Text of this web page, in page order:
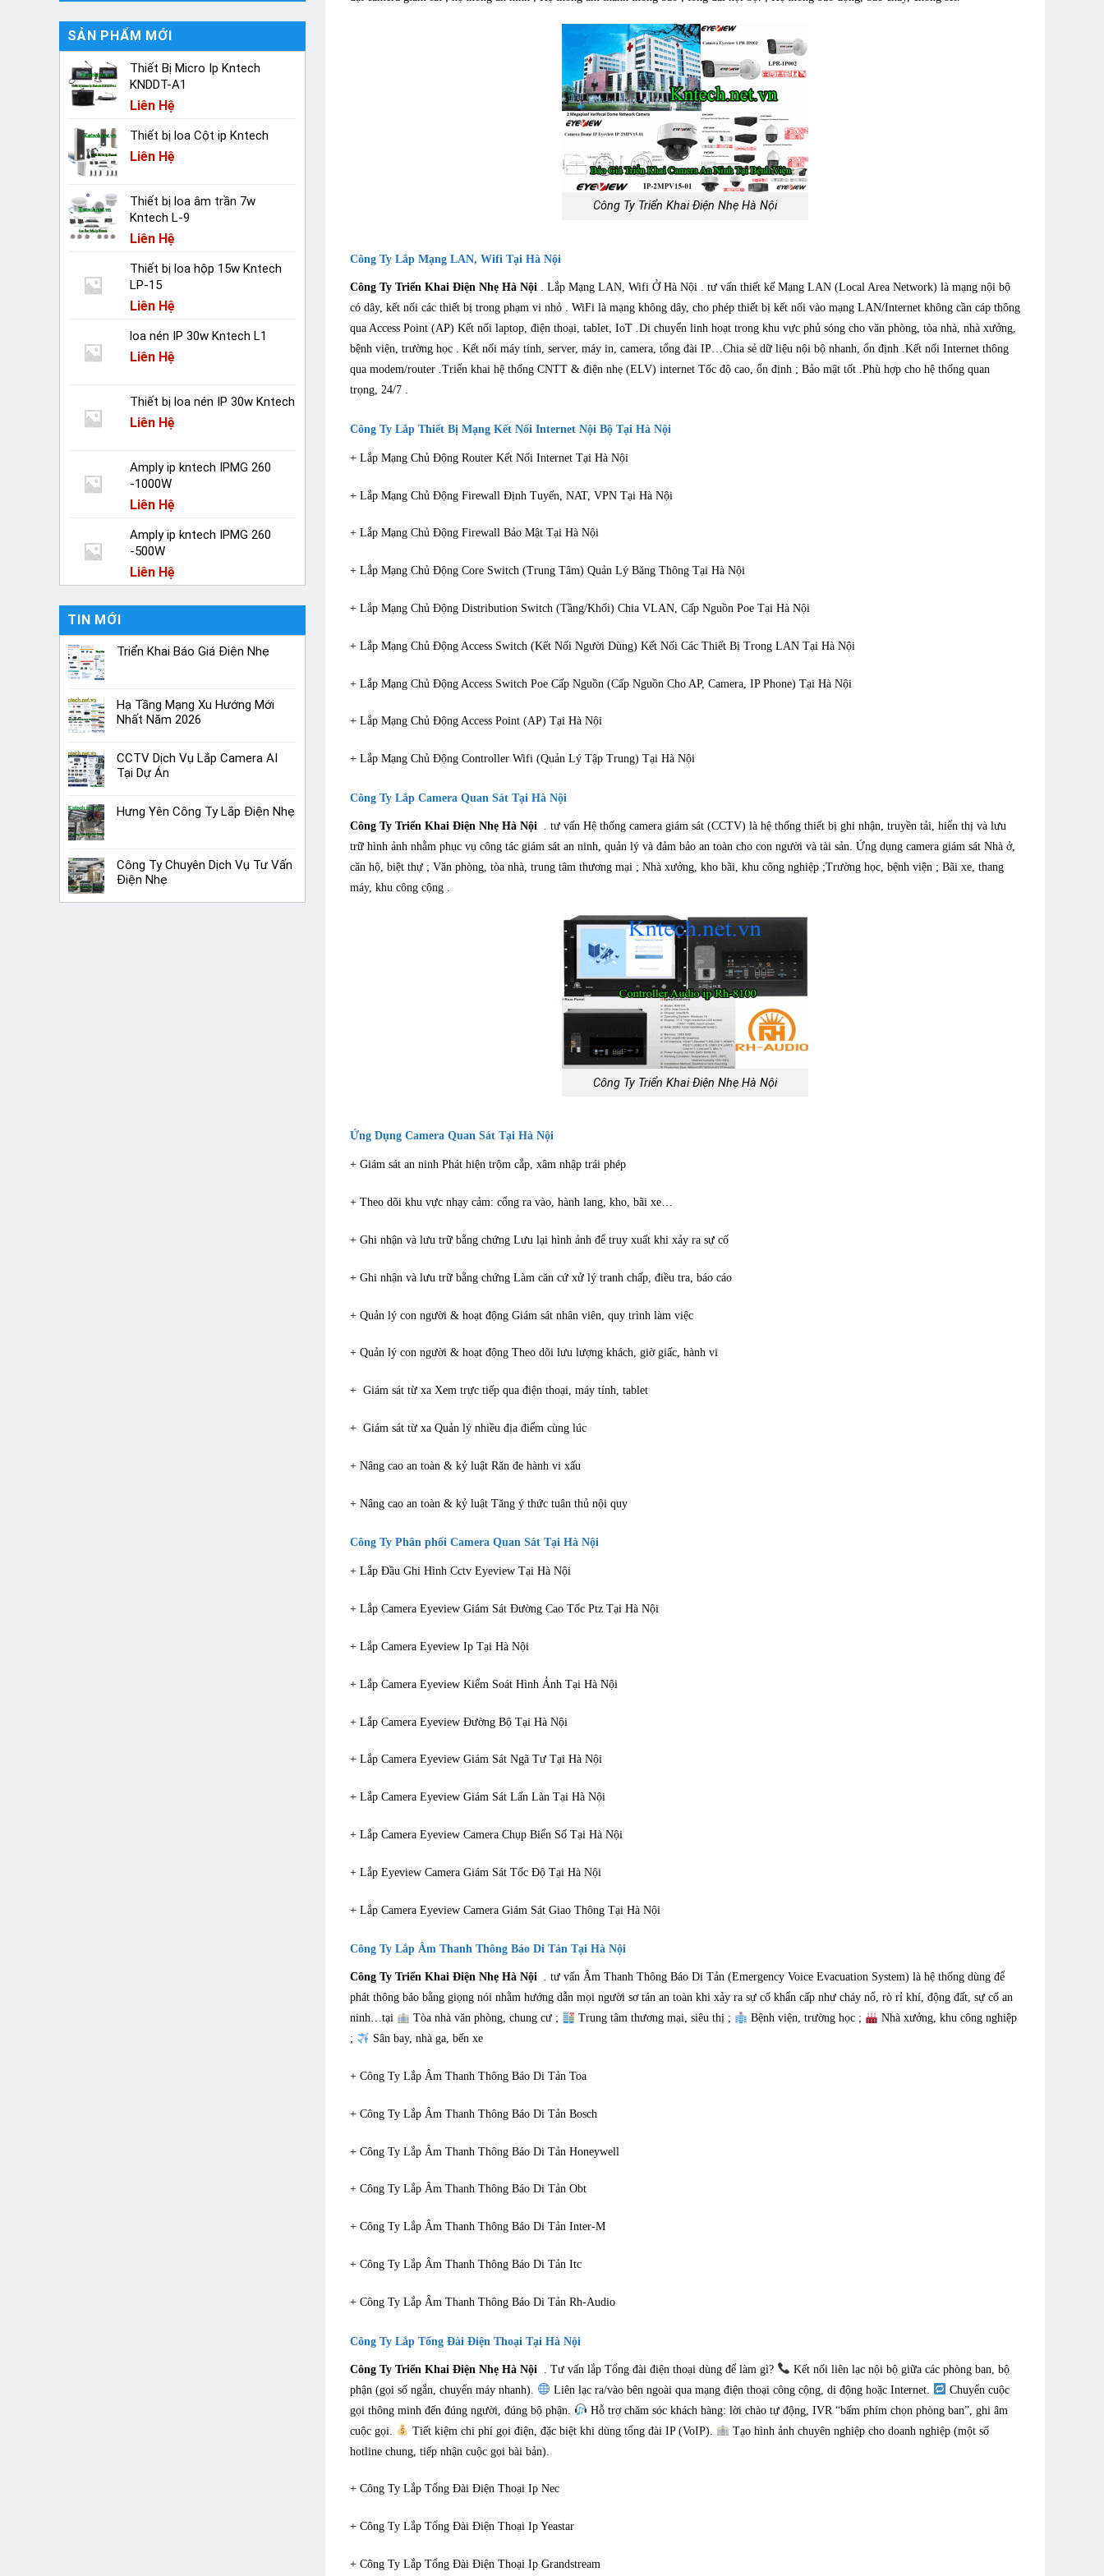
SẢN PHẨM MỚI
Thiết Bị Micro Ip Kntech
KNDDT-A1
Liên Hệ
Thiết bị loa Cột ip Kntech
Liên Hệ
Thiết bị loa âm trần 7w
Kntech L-9
Liên Hệ
Thiết bị loa hộp 15w Kntech
LP-15
Liên Hệ
loa nén IP 30w Kntech L1
Liên Hệ
Thiết bị loa nén IP 30w Kntech
Liên Hệ
Amply ip kntech IPMG 260
-1000W
Liên Hệ
Amply ip kntech IPMG 260
-500W
Liên Hệ
TIN MỚI
Triển Khai Báo Giá Điện Nhẹ
Hạ Tầng Mạng Xu Hướng Mới
Nhất Năm 2026
CCTV Dịch Vụ Lắp Camera AI
Tại Dự Án
Hưng Yên Công Ty Lắp Điện Nhẹ
Công Ty Chuyên Dịch Vụ Tư Vấn
Điện Nhẹ
Công Ty Triển Khai Điện Nhẹ Hà Nội
Công Ty Lắp Mạng LAN, Wifi Tại Hà Nội
Công Ty Triển Khai Điện Nhẹ Hà Nội . Lắp Mạng LAN, Wifi Ở Hà Nội . tư vấn thiết kế Mạng LAN (Local Area Network) là mạng nội bộ
có dây, kết nối các thiết bị trong phạm vi nhỏ . WiFi là mạng không dây, cho phép thiết bị kết nối vào mạng LAN/Internet không cần cáp thông
qua Access Point (AP) Kết nối laptop, điện thoại, tablet, IoT .Di chuyển linh hoạt trong khu vực phủ sóng cho văn phòng, tòa nhà, nhà xưởng,
bệnh viện, trường học . Kết nối máy tính, server, máy in, camera, tổng đài IP…Chia sẻ dữ liệu nội bộ nhanh, ổn định .Kết nối Internet thông
qua modem/router .Triển khai hệ thống CNTT & điện nhẹ (ELV) internet Tốc độ cao, ổn định ; Bảo mật tốt .Phù hợp cho hệ thống quan
trọng, 24/7 .
Công Ty Lắp Thiết Bị Mạng Kết Nối Internet Nội Bộ Tại Hà Nội
+ Lắp Mạng Chủ Động Router Kết Nối Internet Tại Hà Nội
+ Lắp Mạng Chủ Động Firewall Định Tuyến, NAT, VPN Tại Hà Nội
+ Lắp Mạng Chủ Động Firewall Bảo Mật Tại Hà Nội
+ Lắp Mạng Chủ Động Core Switch (Trung Tâm) Quản Lý Băng Thông Tại Hà Nội
+ Lắp Mạng Chủ Động Distribution Switch (Tầng/Khối) Chia VLAN, Cấp Nguồn Poe Tại Hà Nội
+ Lắp Mạng Chủ Động Access Switch (Kết Nối Người Dùng) Kết Nối Các Thiết Bị Trong LAN Tại Hà Nội
+ Lắp Mạng Chủ Động Access Switch Poe Cấp Nguồn (Cấp Nguồn Cho AP, Camera, IP Phone) Tại Hà Nội
+ Lắp Mạng Chủ Động Access Point (AP) Tại Hà Nội
+ Lắp Mạng Chủ Động Controller Wifi (Quản Lý Tập Trung) Tại Hà Nội
Công Ty Lắp Camera Quan Sát Tại Hà Nội
Công Ty Triển Khai Điện Nhẹ Hà Nội . tư vấn Hệ thống camera giám sát (CCTV) là hệ thống thiết bị ghi nhận, truyền tải, hiển thị và lưu
trữ hình ảnh nhằm phục vụ công tác giám sát an ninh, quản lý và đảm bảo an toàn cho con người và tài sản. Ứng dụng camera giám sát Nhà ở,
căn hộ, biệt thự ; Văn phòng, tòa nhà, trung tâm thương mại ; Nhà xưởng, kho bãi, khu công nghiệp ;Trường học, bệnh viện ; Bãi xe, thang
máy, khu công cộng .
Công Ty Triển Khai Điện Nhẹ Hà Nội
Ứng Dụng Camera Quan Sát Tại Hà Nội
+ Giám sát an ninh Phát hiện trộm cắp, xâm nhập trái phép
+ Theo dõi khu vực nhạy cảm: cổng ra vào, hành lang, kho, bãi xe…
+ Ghi nhận và lưu trữ bằng chứng Lưu lại hình ảnh để truy xuất khi xảy ra sự cố
+ Ghi nhận và lưu trữ bằng chứng Làm căn cứ xử lý tranh chấp, điều tra, báo cáo
+ Quản lý con người & hoạt động Giám sát nhân viên, quy trình làm việc
+ Quản lý con người & hoạt động Theo dõi lưu lượng khách, giờ giấc, hành vi
+ Giám sát từ xa Xem trực tiếp qua điện thoại, máy tính, tablet
+ Giám sát từ xa Quản lý nhiều địa điểm cùng lúc
+ Nâng cao an toàn & kỷ luật Răn đe hành vi xấu
+ Nâng cao an toàn & kỷ luật Tăng ý thức tuân thủ nội quy
Công Ty Phân phối Camera Quan Sát Tại Hà Nội
+ Lắp Đầu Ghi Hình Cctv Eyeview Tại Hà Nội
+ Lắp Camera Eyeview Giám Sát Đường Cao Tốc Ptz Tại Hà Nội
+ Lắp Camera Eyeview Ip Tại Hà Nội
+ Lắp Camera Eyeview Kiểm Soát Hình Ảnh Tại Hà Nội
+ Lắp Camera Eyeview Đường Bộ Tại Hà Nội
+ Lắp Camera Eyeview Giám Sát Ngã Tư Tại Hà Nội
+ Lắp Camera Eyeview Giám Sát Lấn Làn Tại Hà Nội
+ Lắp Camera Eyeview Camera Chụp Biển Số Tại Hà Nội
+ Lắp Eyeview Camera Giám Sát Tốc Độ Tại Hà Nội
+ Lắp Camera Eyeview Camera Giám Sát Giao Thông Tại Hà Nội
Công Ty Lắp Âm Thanh Thông Báo Di Tản Tại Hà Nội
Công Ty Triển Khai Điện Nhẹ Hà Nội . tư vấn Âm Thanh Thông Báo Di Tản (Emergency Voice Evacuation System) là hệ thống dùng để
phát thông báo bằng giọng nói nhằm hướng dẫn mọi người sơ tán an toàn khi xảy ra sự cố khẩn cấp như cháy nổ, rò rỉ khí, động đất, sự cố an
ninh…tại
Tòa nhà văn phòng, chung cư ; Trung tâm thương mại, siêu thị ; Bệnh viện, trường học ;
Nhà xưởng, khu công nghiệp
;
Sân bay, nhà ga, bến xe
+ Công Ty Lắp Âm Thanh Thông Báo Di Tản Toa
+ Công Ty Lắp Âm Thanh Thông Báo Di Tản Bosch
+ Công Ty Lắp Âm Thanh Thông Báo Di Tản Honeywell
+ Công Ty Lắp Âm Thanh Thông Báo Di Tản Obt
+ Công Ty Lắp Âm Thanh Thông Báo Di Tản Inter-M
+ Công Ty Lắp Âm Thanh Thông Báo Di Tản Itc
+ Công Ty Lắp Âm Thanh Thông Báo Di Tản Rh-Audio
Công Ty Lắp Tổng Đài Điện Thoại Tại Hà Nội
Công Ty Triển Khai Điện Nhẹ Hà Nội . Tư vấn lắp Tổng đài điện thoại dùng để làm gì?
Kết nối liên lạc nội bộ giữa các phòng ban, bộ
phận (gọi số ngắn, chuyển máy nhanh).
Liên lạc ra/vào bên ngoài qua mạng điện thoại công cộng, di động hoặc Internet.
Chuyển cuộc
gọi thông minh đến đúng người, đúng bộ phận.
Hỗ trợ chăm sóc khách hàng: lời chào tự động, IVR “bấm phím chọn phòng ban”, ghi âm
cuộc gọi.
Tiết kiệm chi phí gọi điện, đặc biệt khi dùng tổng đài IP (VoIP).
Tạo hình ảnh chuyên nghiệp cho doanh nghiệp (một số
hotline chung, tiếp nhận cuộc gọi bài bản).
+ Công Ty Lắp Tổng Đài Điện Thoại Ip Nec
+ Công Ty Lắp Tổng Đài Điện Thoại Ip Yeastar
+ Công Ty Lắp Tổng Đài Điện Thoại Ip Grandstream